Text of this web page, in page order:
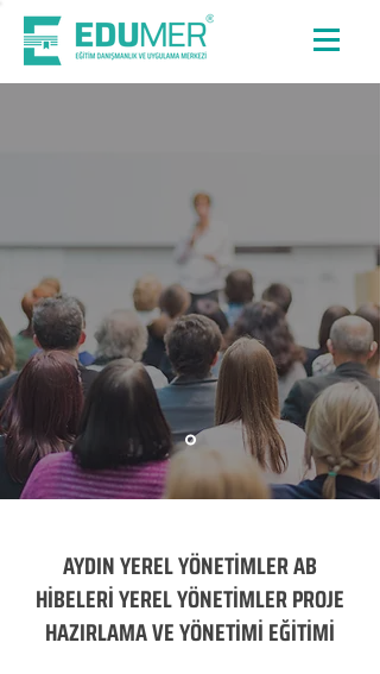
AYDIN YEREL YÖNETİMLER AB
HİBELERİ YEREL YÖNETİMLER PROJE
HAZIRLAMA VE YÖNETİMİ EĞİTİMİ